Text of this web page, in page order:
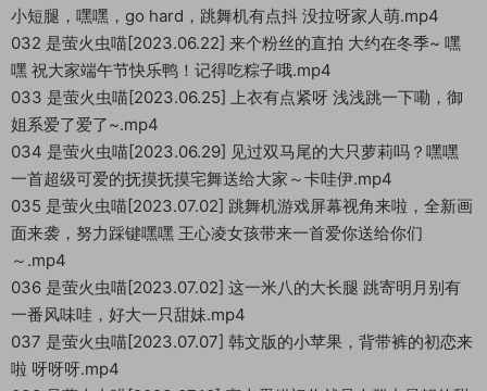
小短腿，嘿嘿，go hard，跳舞机有点抖 没拉呀家人萌.mp4
032 是萤火虫喵[2023.06.22] 来个粉丝的直拍 大约在冬季~ 嘿
嘿 祝大家端午节快乐鸭！记得吃粽子哦.mp4
033 是萤火虫喵[2023.06.25] 上衣有点紧呀 浅浅跳一下嘞，御
姐系爱了爱了~.mp4
034 是萤火虫喵[2023.06.29] 见过双马尾的大只萝莉吗？嘿嘿
一首超级可爱的抚摸抚摸宅舞送给大家～卡哇伊.mp4
035 是萤火虫喵[2023.07.02] 跳舞机游戏屏幕视角来啦，全新画
面来袭，努力踩键嘿嘿 王心凌女孩带来一首爱你送给你们
～.mp4
036 是萤火虫喵[2023.07.02] 这一米八的大长腿 跳寄明月别有
一番风味哇，好大一只甜妹.mp4
037 是萤火虫喵[2023.07.07] 韩文版的小苹果，背带裤的初恋来
啦 呀呀呀.mp4